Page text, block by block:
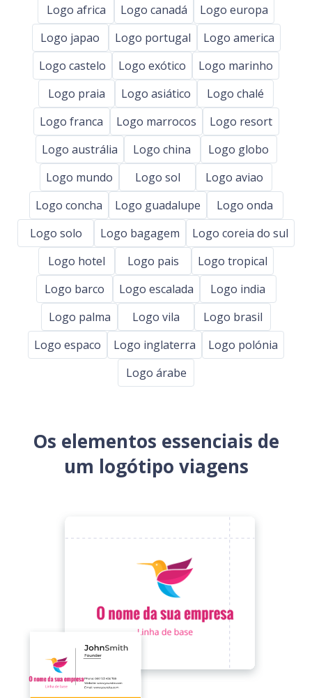
Logo africa
Logo canadá
Logo europa
Logo japao
Logo portugal
Logo america
Logo castelo
Logo exótico
Logo marinho
Logo praia
Logo asiático
Logo chalé
Logo franca
Logo marrocos
Logo resort
Logo austrália
Logo china
Logo globo
Logo mundo
Logo sol
Logo aviao
Logo concha
Logo guadalupe
Logo onda
Logo solo
Logo bagagem
Logo coreia do sul
Logo hotel
Logo pais
Logo tropical
Logo barco
Logo escalada
Logo india
Logo palma
Logo vila
Logo brasil
Logo espaco
Logo inglaterra
Logo polónia
Logo árabe
Os elementos essenciais de
um logótipo viagens